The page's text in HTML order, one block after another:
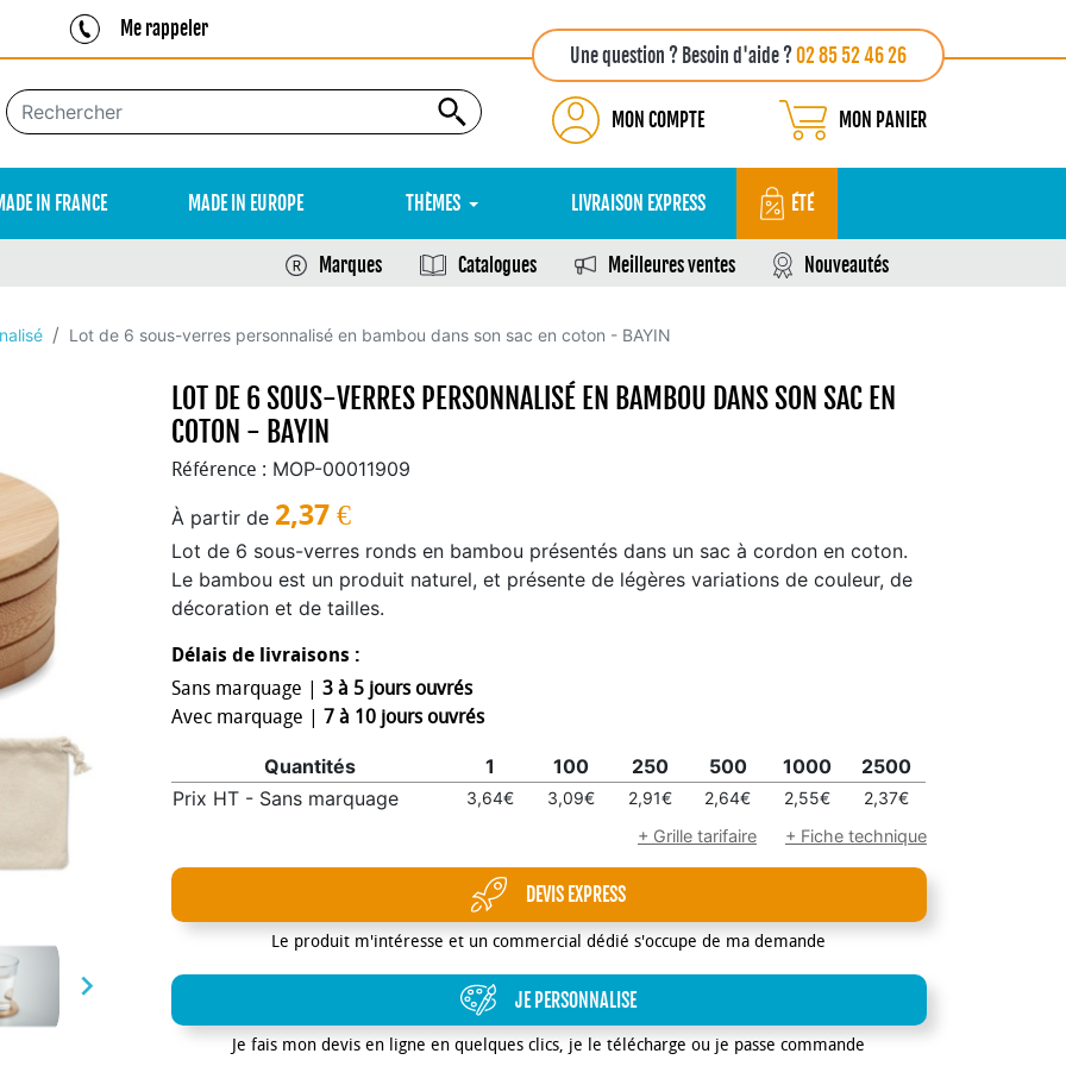
Me rappeler
Une question ? Besoin d'aide ?02 85 52 46 26
MON COMPTE MON PANIER
IN FRANCE MADE IN EUROPE THÈMES LIVRAISON EXPRESS ÉTÉ
Marques Catalogues Meilleures ventes Nouveautés
Lot de 6 sous-verres personnalisé en bambou dans son sac en coton - BAYIN

LOT DE 6 SOUS-VERRES PERSONNALISÉ EN BAMBOU DANS SON SAC EN
COTON - BAYIN
Référence : MOP-00011909
À partir de 2,37 €
Lot de 6 sous-verres ronds en bambou présentés dans un sac à cordon en coton.
Le bambou est un produit naturel, et présente de légères variations de couleur, de
décoration et de tailles.
Délais de livraisons :
Sans marquage | 3 à 5 jours ouvrés
Avec marquage | 7 à 10 jours ouvrés
Quantités 1 100 250 500 1000
2500
Prix HT - Sans marquage
3,64€ 3,09€ 2,91€ 2,64€ 2,55€
2,37€
+ Grille tarifaire
+ Fiche technique
DEVIS EXPRESS
Le produit m'intéresse et un commercial dédié s'occupe de ma demande
JE PERSONNALISE
Je fais mon devis en ligne en quelques clics, je le télécharge ou je passe commande